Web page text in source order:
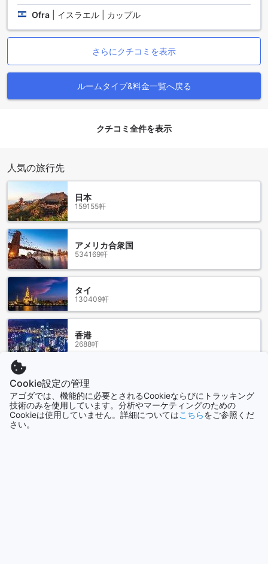
り、暑いティベリアの気候でも快適に過ごすことができま
す。また、バスローブや高品質なリネン、タオルが用意され
ており、まるで自宅にいるかのようなリラックスした雰囲気
さらに、客室には衛星放送やケーブルテレビが視聴できるテ
レビが設置されており、くつろぎのひとときを楽しめます。
るため、いつでもお好きな飲み物を楽しむことができます。
バルコニーやテラスからは美しい景色を眺めることができ、
高品質なトイレタリーや、無料のインスタントコーヒーと紅
アストリア ガリラヤ ホテルのダイニング施設
アストリア ガリラヤ ホテルでは、食事の楽しみが一層豊かに
なります。毎日提供されるコンチネンタルブレックファース
トは、ゲストにとっての素晴らしいスタートを約束します。
新鮮なパン、フルーツ、ヨーグルト、そして香り高いコーヒ
ーや紅茶が並び、朝のひとときを贅沢に演出します。美しい
ティベリアの風景を眺めながら、心地よい朝食を楽しむこと
ができるのは、ここならではの特権です。
また、日々のハウスキーピングサービスによって、清潔で快
適な環境が保たれ、食事の後もゆったりとしたひとときを過
ごすことができます。アストリア ガリラヤ ホテルのダイニン
グ施設は、ゲストに心温まる体験を提供し、思い出に残る滞
在をサポートします。
ティベリア市内中心部の魅力
ティベリア市内中心部は、歴史と文化が交差する魅力的なエ
リアです。古代の遺跡が点在し、聖書の物語に触れながら散
策できる場所として、多くの観光客を惹きつけています。特
に、ティベリア湖の美しい景色を背景にした散歩道は、訪れ
る人々にとって心癒されるひとときを提供します。湖畔には
Ofra イスラエル | カップル
さらにクチコミを表示
ルームタイプ&料金一覧へ戻る
クチコミ全件を表示
人気の旅行先
日本
159155軒
アメリカ合衆国
534169軒
タイ
130409軒
香港
2688軒
シンガポール
1501軒
Cookie設定の管理
アゴダでは、機能的に必要とされるCookieならびにトラッキング
技術のみを使用しています。分析やマーケティングのための
Cookieは使用していません。詳細についてはこちらをご参照くだ
さい。